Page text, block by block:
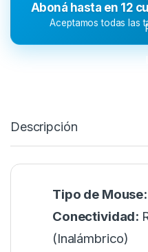
Aboná hasta en 12
Aceptamos todas las
Descripción
Tipo de Mouse:
Conectividad:
(Inalámbrico)